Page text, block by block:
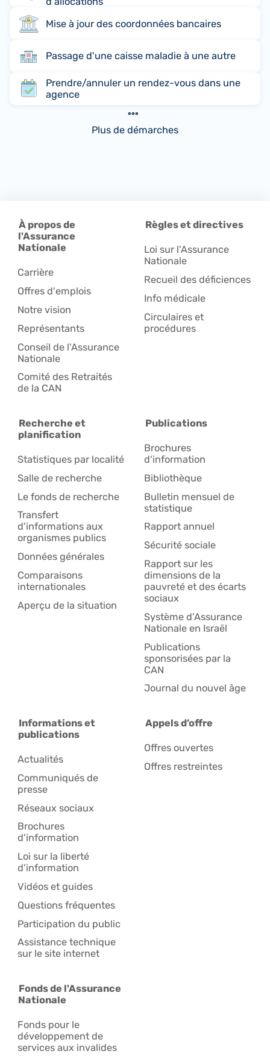
Mise à jour des coordonnées bancaires
Passage d'une caisse maladie à une autre
Prendre/annuler un rendez-vous dans une
agence
Plus de démarches
À propos de
l'Assurance
Nationale
Carrière
Offres d'emplois
Notre vision
Représentants
Conseil de l'Assurance
Nationale
Comité des Retraités
de la CAN
Règles et directives
Loi sur l'Assurance
Nationale
Recueil des déficiences
Info médicale
Circulaires et
procédures
Recherche et
planification
Statistiques par localité
Salle de recherche
Le fonds de recherche
Transfert
d'informations aux
organismes publics
Données générales
Comparaisons
internationales
Aperçu de la situation
Publications
Brochures
d'information
Bibliothèque
Bulletin mensuel de
statistique
Rapport annuel
Sécurité sociale
Rapport sur les
dimensions de la
pauvreté et des écarts
sociaux
Système d'Assurance
Nationale en Israël
Publications
sponsorisées par la
CAN
Journal du nouvel âge
Informations et
publications
Actualités
Communiqués de
presse
Réseaux sociaux
Brochures
d'information
Loi sur la liberté
d'information
Vidéos et guides
Questions fréquentes
Participation du public
Assistance technique
sur le site internet
Appels d’offre
Offres ouvertes
Offres restreintes
Fonds de l'Assurance
Nationale
Fonds pour le
développement de
services aux invalides